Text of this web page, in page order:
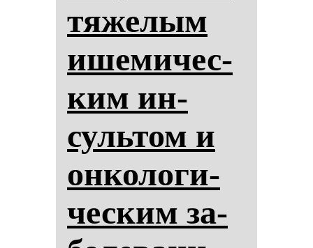
тя­же­лым
ише­ми­чес­
ким ин­
суль­том и
он­ко­ло­ги­
чес­ким за­